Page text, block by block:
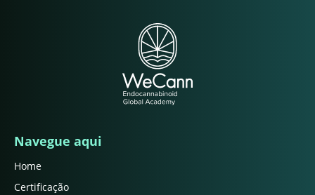
Navegue aqui
Home
Certificação